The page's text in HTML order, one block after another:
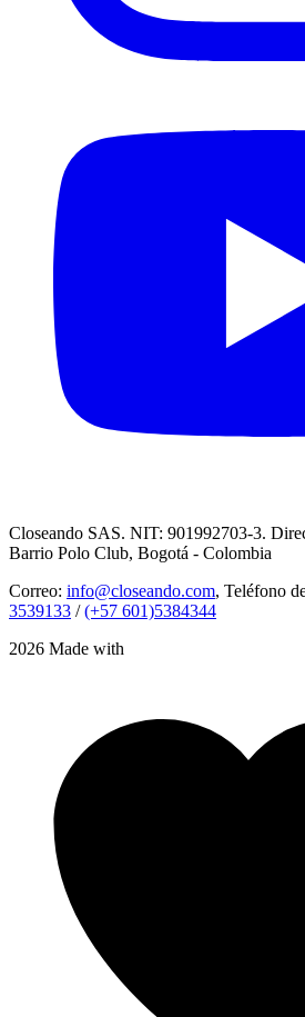
Closeando SAS. NIT: 901992703-3.
Barrio Polo Club, Bogotá - Colombia
Correo: info@closeando.com, Teléfono
3539133 /(+57 601)5384344
2026 Made with